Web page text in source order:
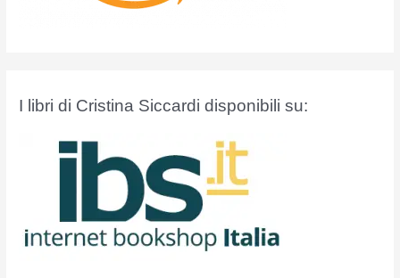
I libri di Cristina Siccardi disponibili su: